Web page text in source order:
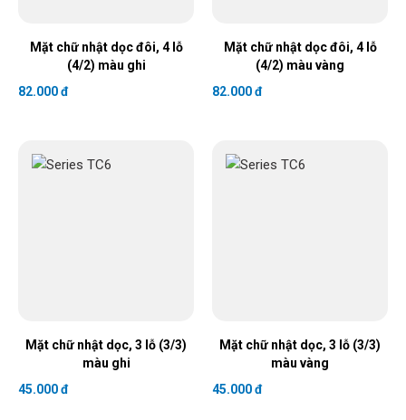
Mặt chữ nhật dọc đôi, 4 lỗ
(4/2) màu ghi
82.000 đ
Mặt chữ nhật dọc đôi, 4 lỗ
(4/2) màu vàng
82.000 đ
Mặt chữ nhật dọc, 3 lỗ (3/3)
màu ghi
45.000 đ
Mặt chữ nhật dọc, 3 lỗ (3/3)
màu vàng
45.000 đ